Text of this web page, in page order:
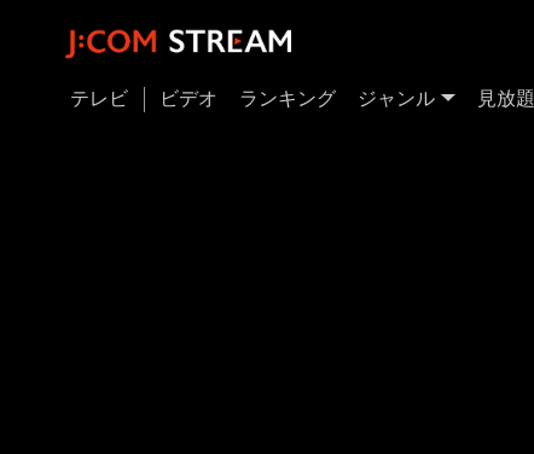
テレビ ビデオ ランキング ジャンル 見放題